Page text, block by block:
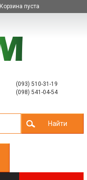
Корзина пуста
(093) 510-31-19
(098) 541-04-54
Найти